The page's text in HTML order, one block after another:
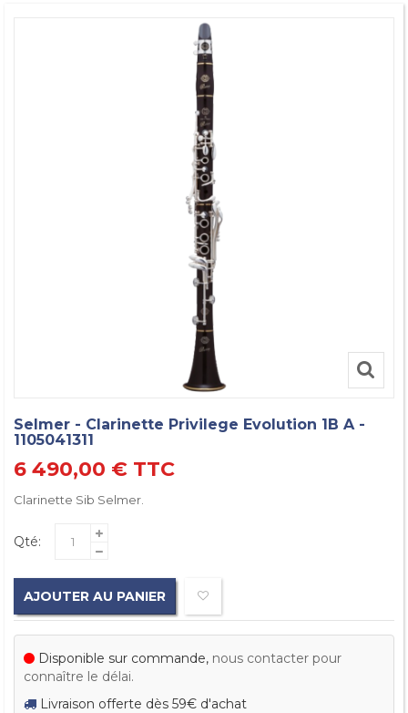
Selmer - Clarinette Privilege Evolution 1B A -
1105041311
6 490,00 € TTC
Clarinette Sib Selmer.
Qté:
AJOUTER AU PANIER
Disponible sur commande, nous contacter pour
connaître le délai.
Livraison offerte dès 59€ d'achat